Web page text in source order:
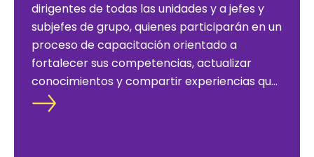
dirigentes de todas las unidades y a jefes y
subjefes de grupo, quienes participarán en un
proceso de capacitación orientado a
fortalecer sus competencias, actualizar
conocimientos y compartir experiencias que
contribuyan al crecimiento del escultismo en
el país.